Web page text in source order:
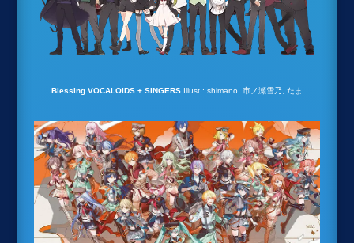
Blessing VOCALOIDS + SINGERSIllust : shimano, 市ノ瀬雪乃, たま